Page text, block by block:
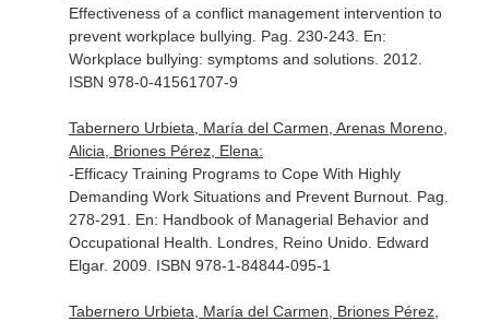
Effectiveness of a conflict management intervention to
prevent workplace bullying. Pag. 230-243. En:
Workplace bullying: symptoms and solutions. 2012.
ISBN 978-0-41561707-9
Tabernero Urbieta, María del Carmen, Arenas Moreno,
Alicia, Briones Pérez, Elena:
-Efficacy Training Programs to Cope With Highly
Demanding Work Situations and Prevent Burnout. Pag.
278-291. En: Handbook of Managerial Behavior and
Occupational Health . Londres, Reino Unido. Edward
Elgar. 2009. ISBN 978-1-84844-095-1
Tabernero Urbieta, María del Carmen, Briones Pérez,